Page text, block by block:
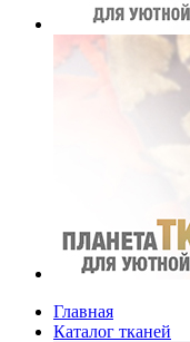
Главная
Каталог тканей